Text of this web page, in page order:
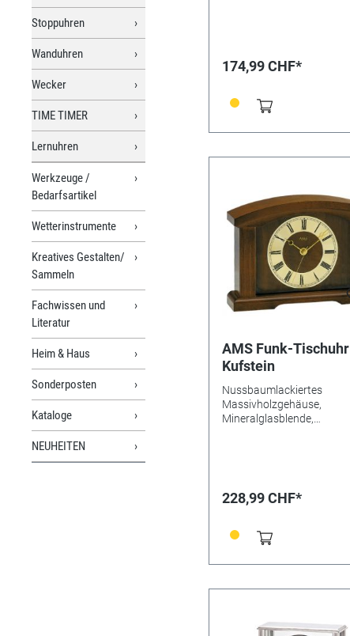
Stoppuhren
Wanduhren
Wecker
TIME TIMER
Lernuhren
Werkzeuge /
Bedarfsartikel
Wetterinstrumente
Kreatives Gestalten/
Sammeln
Fachwissen und
Literatur
Heim & Haus
Sonderposten
Kataloge
NEUHEITEN
174,99 CHF*
AMS Funk-Tischuhr
Kufstein
Nussbaumlackiertes
Massivholzgehäuse,
Mineralglasblende,
228,99 CHF*